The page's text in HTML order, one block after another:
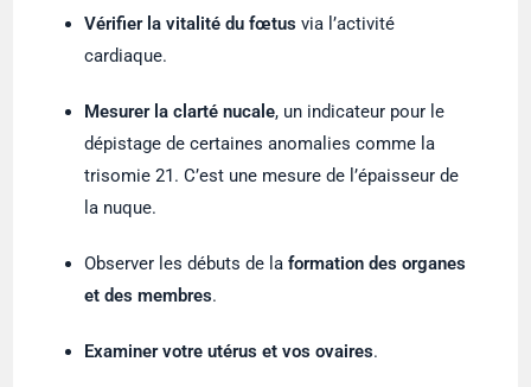
Vérifier la vitalité du fœtus via l’activité
cardiaque.
Mesurer la clarté nucale, un indicateur pour le
dépistage de certaines anomalies comme la
trisomie 21. C’est une mesure de l’épaisseur de
la nuque.
Observer les débuts de laformation des organes
et des membres.
Examiner votre utérus et vos ovaires.